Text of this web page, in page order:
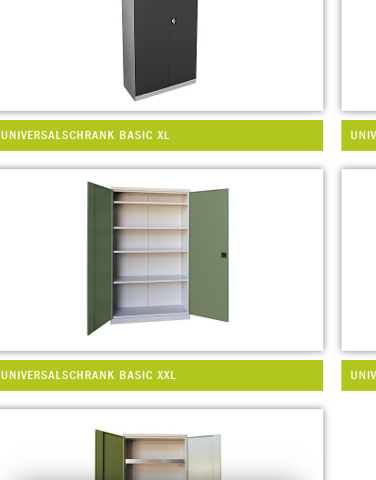
UNIVERSALSCHRANK BASIC XL
UNIVERSALSCHRANK BASIC XXL